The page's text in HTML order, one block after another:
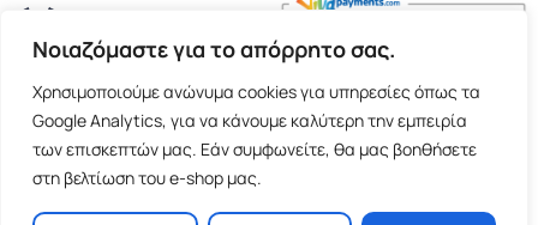
Νοιαζόμαστε για το απόρρητο σας.
Χρησιμοποιούμε ανώνυμα cookies για υπηρεσίες όπως τα
Google Analytics, για να κάνουμε καλύτερη την εμπειρία
των επισκεπτών μας. Εάν συμφωνείτε, θα μας βοηθήσετε
στη βελτίωση του e-shop μας.
Copyright 2026 ©Εκδοτικός Οίκος Α.Α. Λιβάνη| All rights
reserved.
Σόλωνος 98, 10680 Αθήνα | Τ:2103661200- F: 2103617791
E-shop and Premium Managed Hosting by